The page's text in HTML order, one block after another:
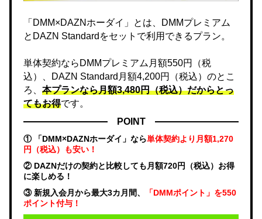
「DMM×DAZNホーダイ」とは、DMMプレミアム
とDAZN Standardをセットで利用できるプラン。
単体契約ならDMMプレミアム月額550円（税
込）、DAZN Standard月額4,200円（税込）のとこ
ろ、 本プランなら月額3,480円（税込）だからとっ
てもお得です。
POINT
① 「DMM×DAZNホーダイ」なら単体契約より月額1,270
円（税込）も安い！
② DAZNだけの契約と比較しても月額720円（税込）お得
に楽しめる！
③ 新規入会月から最大3カ月間、
「DMMポイント」を550
ポイント付与！